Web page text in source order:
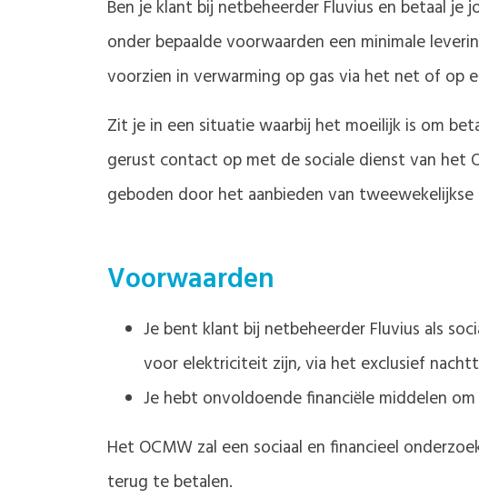
Ben je klant bij netbeheerder Fluvius en betaal je
onder bepaalde voorwaarden een minimale
voorzien in verwarming op gas via het net of op
Zit je in een situatie waarbij het moeilijk is om
gerust contact op met de sociale dienst van het
geboden door het aanbieden van
Voorwaarden
Je bent klant bij netbeheerder Fluvius als
voor elektriciteit zijn, via het exclusief
Je hebt onvoldoende financiële middelen
Het OCMW zal een sociaal en financieel
terug te betalen.